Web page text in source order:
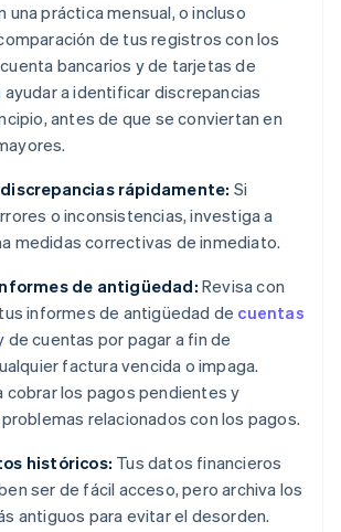
una práctica mensual, o incluso
de tus registros con los
bancarios y de tarjetas de
a identificar discrepancias
antes de que se conviertan en
rápidamente: Si
o inconsistencias, investiga a
medidas correctivas de inmediato.
de antigüedad: Revisa con
informes de antigüedad de cuentas
de cuentas por pagar a fin de
factura vencida o impaga.
cobrar los pagos pendientes y
relacionados con los pagos.
históricos: Tus datos financieros
ser de fácil acceso, pero archiva los
antiguos para evitar el desorden.